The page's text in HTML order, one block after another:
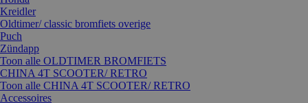
Kreidler
Oldtimer/ classic bromfiets overige
Puch
Zündapp
Toon alle OLDTIMER BROMFIETS
CHINA 4T SCOOTER/ RETRO
Toon alle CHINA 4T SCOOTER/ RETRO
Accessoires